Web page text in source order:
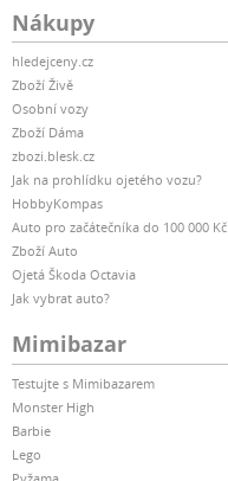
Nákupy
hledejceny.cz
Zboží Živě
Osobní vozy
Zboží Dáma
zbozi.blesk.cz
Jak na prohlídku ojetého vozu?
HobbyKompas
Auto pro začátečníka do 100 000 Kč
Zboží Auto
Ojetá Škoda Octavia
Jak vybrat auto?
Mimibazar
Testujte s Mimibazarem
Monster High
Barbie
Lego